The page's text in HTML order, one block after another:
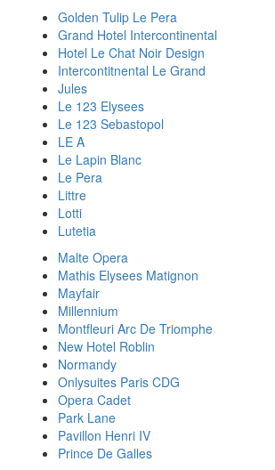
Golden Tulip Le Pera
Grand Hotel Intercontinental
Hotel Le Chat Noir Design
Intercontitnental Le Grand
Jules
Le 123 Elysees
Le 123 Sebastopol
LE A
Le Lapin Blanc
Le Pera
Littre
Lotti
Lutetia
Malte Opera
Mathis Elysees Matignon
Mayfair
Millennium
Montfleuri Arc De Triomphe
New Hotel Roblin
Normandy
Onlysuites Paris CDG
Opera Cadet
Park Lane
Pavillon Henri IV
Prince De Galles